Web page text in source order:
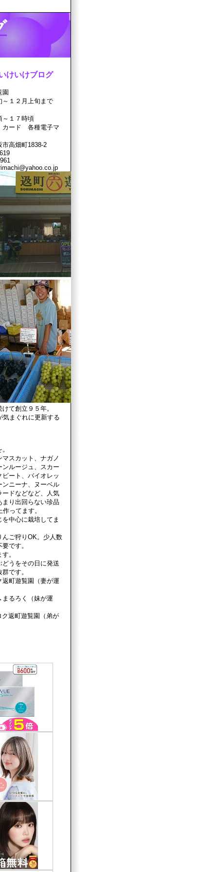
けいけブログ
園
１２月上旬まで
１７時頃
ード 各種電子マ
高畑町1838-2
て創立９５年。
気まぐれに更新する
スカット、ナガノ
ンルージュ、スカー
ート、バイオレッ
ンニーナ、ヌーベル
ードなどなど、人気
まり出回らない珍品
ってます。
中心に栽培してま
んご狩りOK。少人数
です。
。
どうをその日に発送
です。
町遊覧園（妻が運
るろく（妹が運
返町遊覧園（弟が